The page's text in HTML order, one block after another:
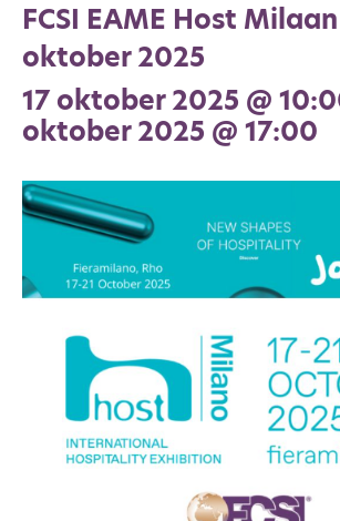
FCSI EAME Host
oktober 2025
17 oktober 2025 @
oktober 2025 @ 17:00